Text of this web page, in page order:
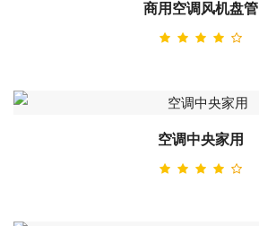
商用空调风机盘管
空调中央家用